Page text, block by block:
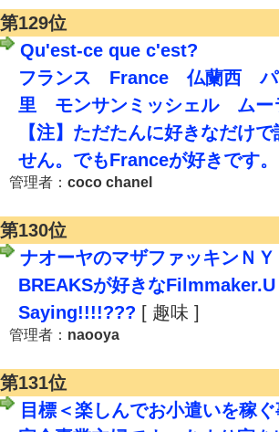
第129位
Qu'est-ce que c'est?
フランス France 仏蘭西
里 モンサンミッシェル ムー
【注】ただたんに好きなだけ
せん。でもFranceが好きです。
管理者： coco chanel
第130位
ナオーヤのマザファッキンＮＹ
BREAKSが好きな
Saying!!!!??? [ 趣味 ]
管理者： naooya
第131位
目標＜楽しんでお小遣いを稼ぐ